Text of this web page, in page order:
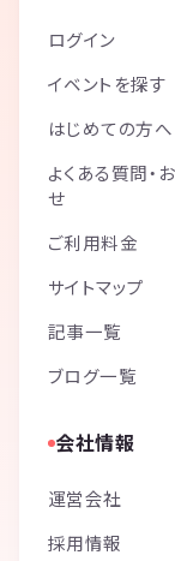
ログイン
イベントを探す
はじめての方へ
よくある質問・
せ
ご利用料金
サイトマップ
記事一覧
ブログ一覧
会社情報
運営会社
採用情報